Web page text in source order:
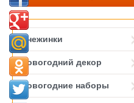
Снежинки
Новогодний декор
Новогодние наборы